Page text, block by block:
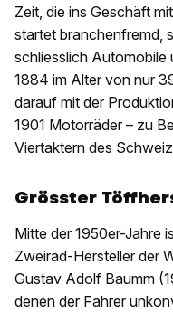
Zeit, die ins Geschäft
startet branchenfremd,
schliesslich Automobile
1884 im Alter von nur
darauf mit der
1901 Motorräder – zu
Viertaktern des
Grösster
Mitte der 1950er-Jahre
Zweirad-Hersteller der
Gustav Adolf Baumm
denen der Fahrer